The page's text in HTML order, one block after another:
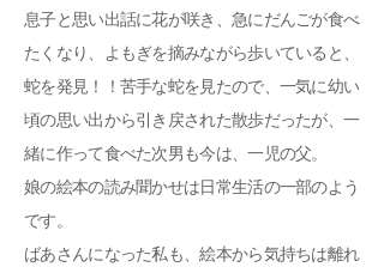
息子と思い出話に花が咲き、急にだんごが食べ
たくなり、よもぎを摘みながら歩いていると、
蛇を発見！！苦手な蛇を見たので、一気に幼い
頃の思い出から引き戻された散歩だったが、一
緒に作って食べた次男も今は、一児の父。
娘の絵本の読み聞かせは日常生活の一部のよう
です。
ばあさんになった私も、絵本から気持ちは離れ